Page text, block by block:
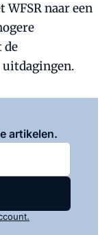
naar een
de
artikelen.